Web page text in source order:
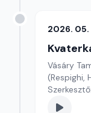
2026. 05.
Vásáry
(Respighi,